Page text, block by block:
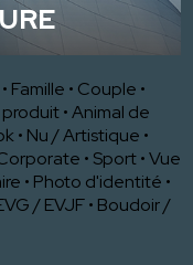
• Famille • Couple •
•Animal de
• Nu / Artistique •
• Sport •Vue
• Photo d'identité •
/ EVJF• Boudoir /